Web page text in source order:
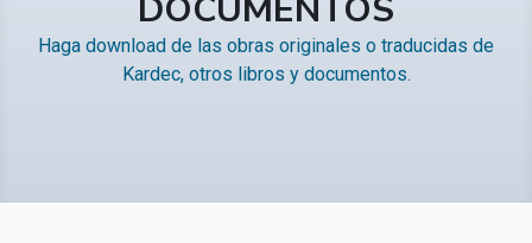
DOCUMENTOS
Haga download de las obras originales o traducidas de
Kardec, otros libros y documentos.